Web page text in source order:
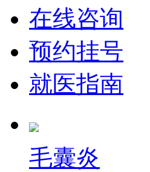
在线咨询
预约挂号
就医指南
毛囊炎